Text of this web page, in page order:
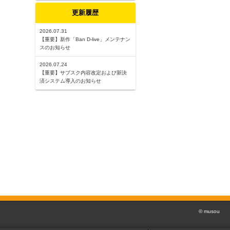
更新履歴
2026.07.31
【重要】新作「Ban D-live」メンテナン
スのお知らせ
2026.07.24
【重要】サブスク内容改定および新決
済システム導入のお知らせ
© musou